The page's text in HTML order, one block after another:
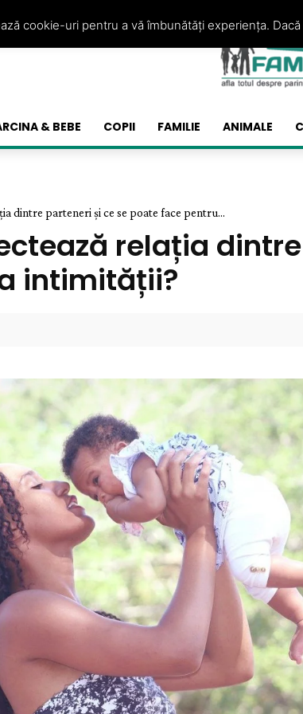
& BEBE COPII FAMILIE ANIMALE
dintre parteneri și ce se poate face pentru...
relația
intimității?
cookie-uri pentru a vă îmbunătăți experiența.